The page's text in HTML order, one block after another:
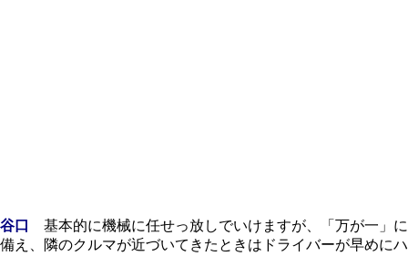
谷口
基本的に機械に任せっ放しでいけますが、「万が一」に
備え、隣のクルマが近づいてきたときはドライバーが早めにハ